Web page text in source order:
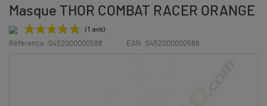
Masque THOR COMBAT RACER ORANGE
Référence :0452000000588 EAN :0452000000588